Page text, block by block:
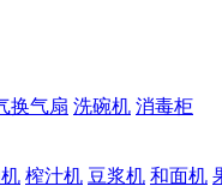
换气扇 洗碗机 消毒柜
榨汁机 豆浆机 和面机